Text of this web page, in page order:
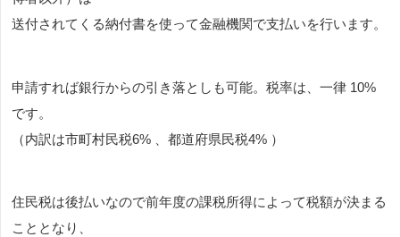
送付されてくる納付書を使って金融機関で支払いを行います。
申請すれば銀行からの引き落としも可能。税率は、一律 10%
です。
（内訳は市町村民税6% 、都道府県民税4% ）
住民税は後払いなので前年度の課税所得によって税額が決まる
こととなり、